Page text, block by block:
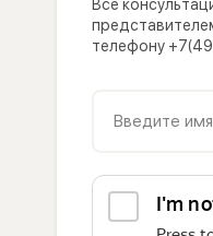
Все
телефону
Введите имя